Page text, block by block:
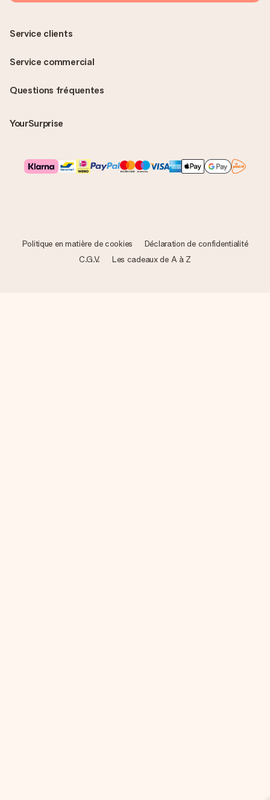
Questions fréquentes
YourSurprise
Service clients
Service commercial
Politique en matière de cookies
Déclaration de confidentialité
C.G.V.
Les cadeaux de A à Z